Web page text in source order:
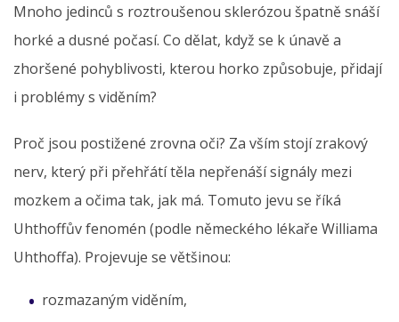
Mnoho jedinců s roztroušenou sklerózou špatně snáší
horké a dusné počasí. Co dělat, když se k únavě a
zhoršené pohyblivosti, kterou horko způsobuje, přidají
i problémy s viděním?
Proč jsou postižené zrovna oči? Za vším stojí zrakový
nerv, který při přehřátí těla nepřenáší signály mezi
mozkem a očima tak, jak má. Tomuto jevu se říká
Uhthoffův fenomén (podle německého lékaře Williama
Uhthoffa). Projevuje se většinou:
rozmazaným viděním,